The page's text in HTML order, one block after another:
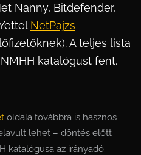
Nanny, Bitdefender,
NetPajzs
A teljes lista
katalógust fent.
oldala továbbra is hasznos
lehet – döntés előtt
katalógusa az irányadó.